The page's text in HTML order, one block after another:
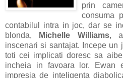
prin
consuma
contabilul intra in joc, dar se
blonda,
Michelle Williams,
inscenari si santajat. Incepe un
toti cei implicati doresc sa
incheia in favoara lor. Ewan
impresia de inteligenta